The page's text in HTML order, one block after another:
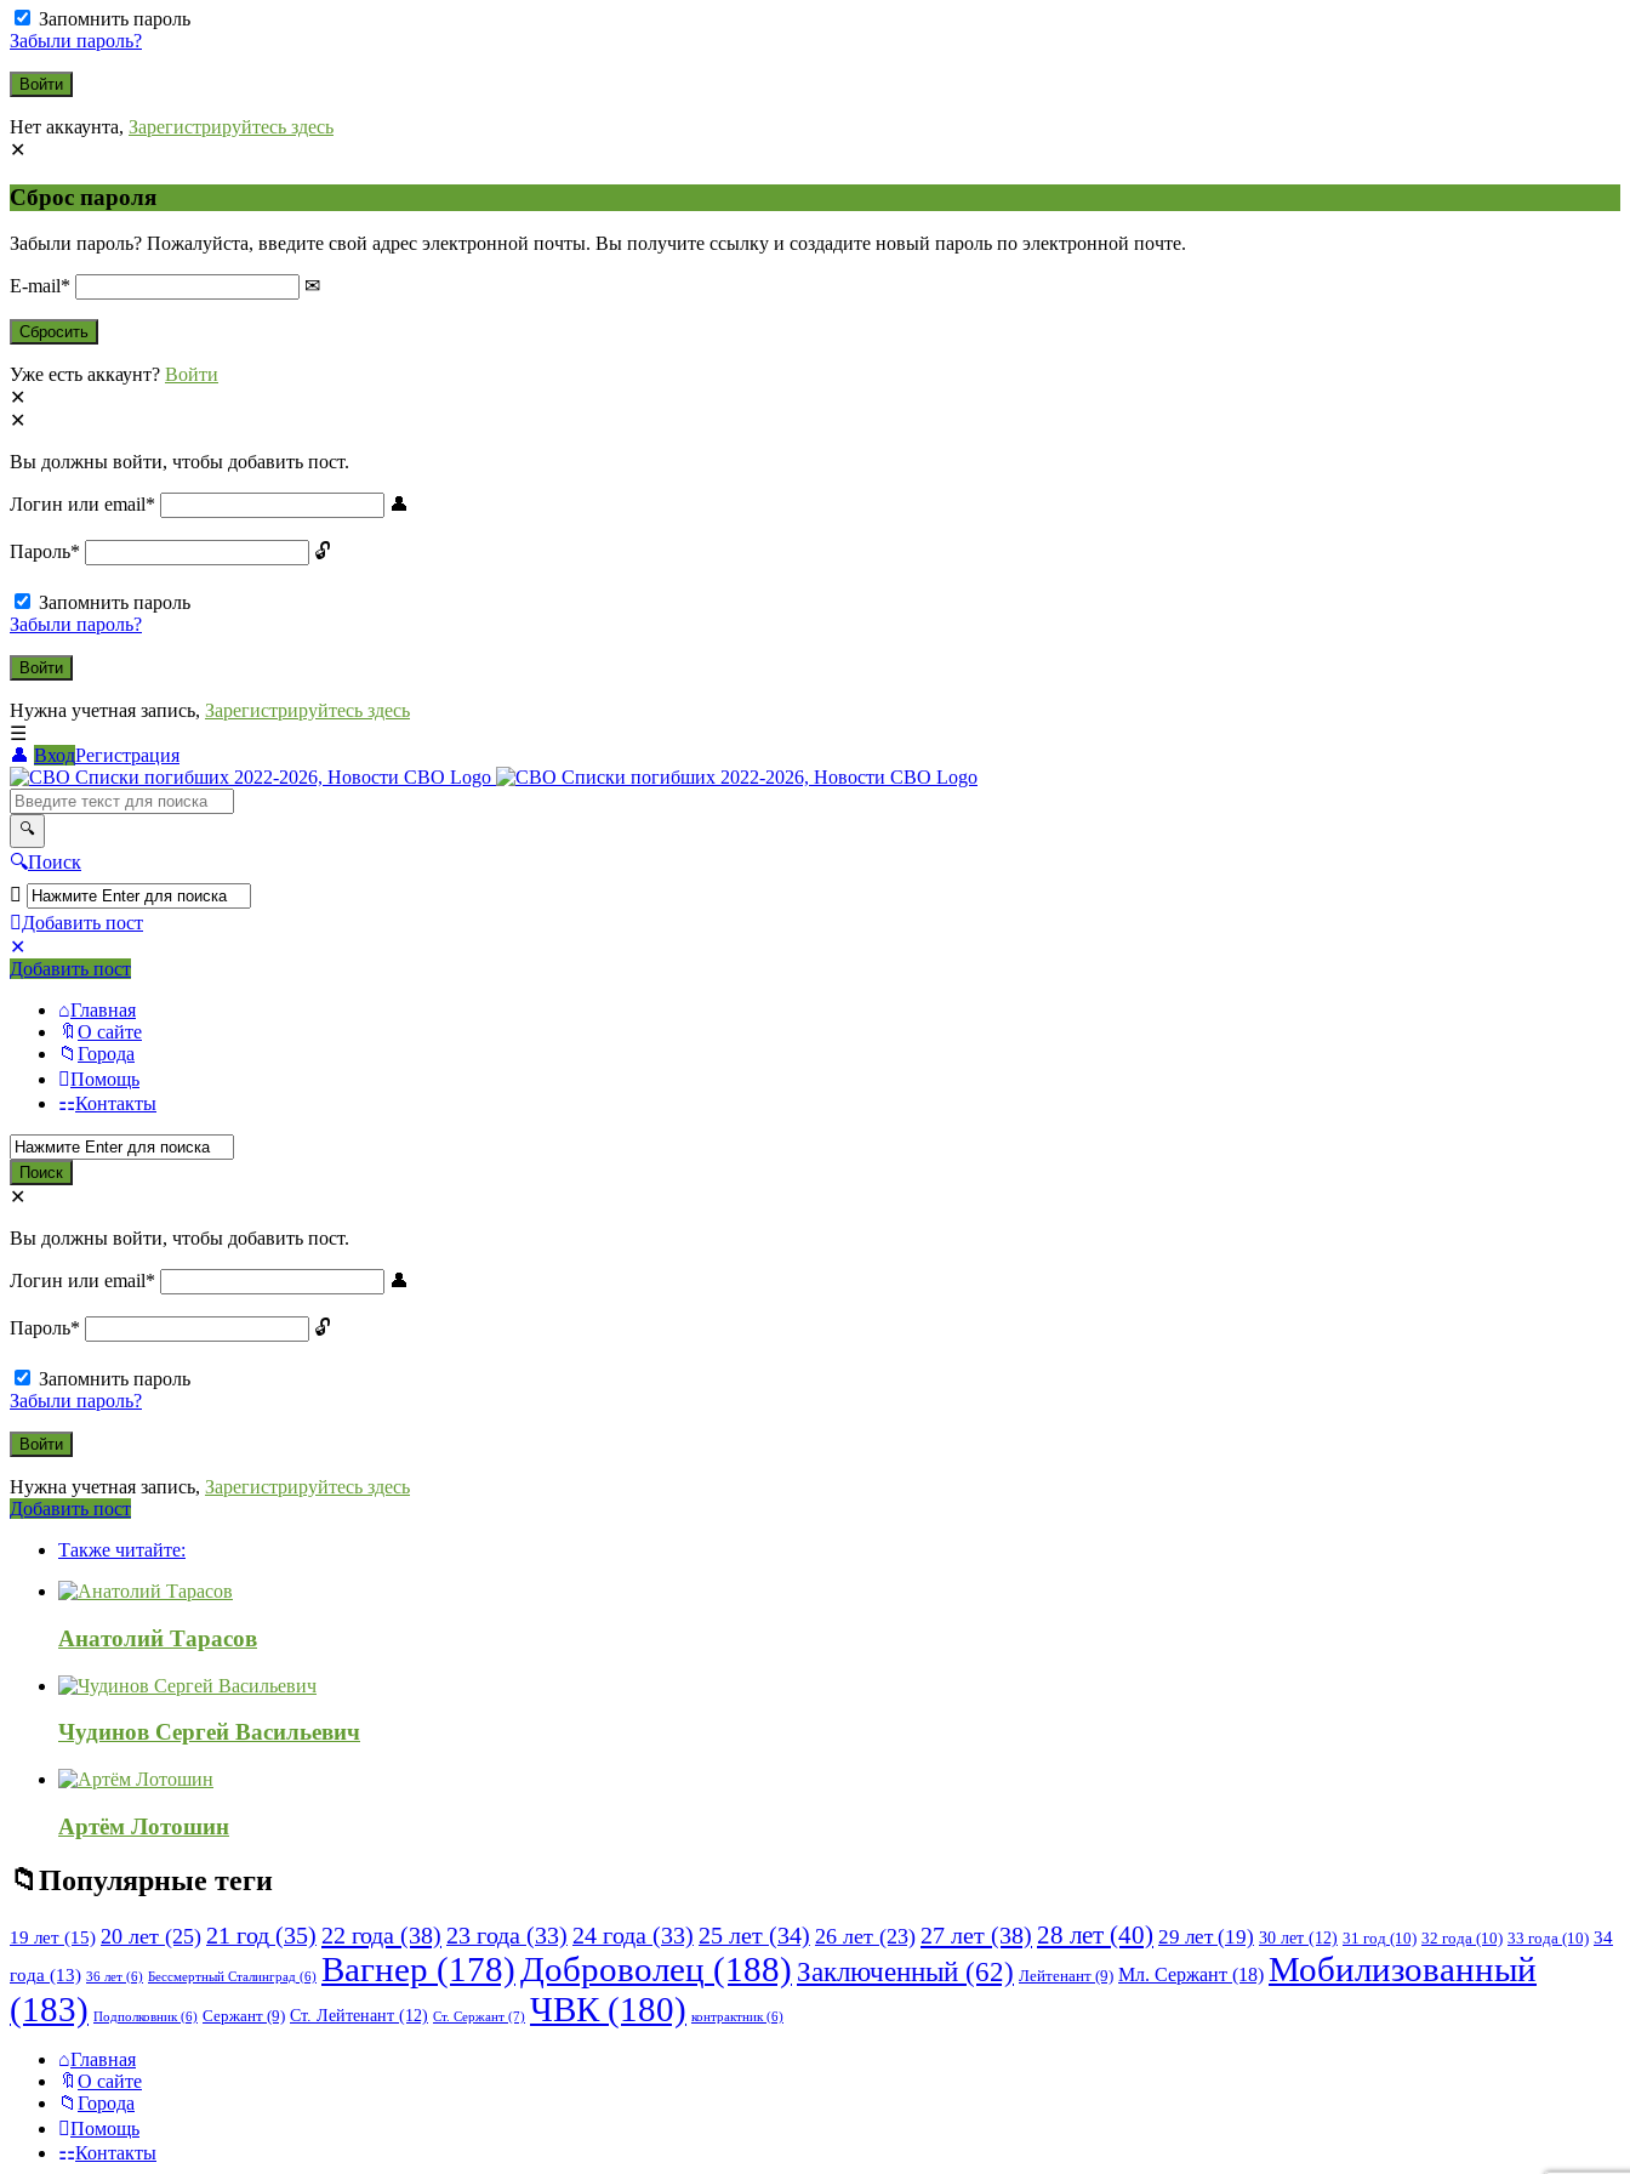
Запомнить пароль
Забыли пароль?
Нет аккаунта, Зарегистрируйтесь здесь
Сброс пароля
Забыли пароль? Пожалуйста, введите свой адрес электронной почты. Вы получите ссылку и создадите новый пароль по электронной почте.
E-mail*
Уже есть аккаунт? Войти
Вы должны войти, чтобы добавить пост.
Логин или email*
Пароль*
Запомнить пароль
Забыли пароль?
Нужна учетная запись, Зарегистрируйтесь здесь
ВходРегистрация
СВО
Списки
погибших
2022-
2026,
Новости
СВО
Поиск
Добавить пост
Мобильное
меню
Добавить пост
Главная
О сайте
Города
Помощь
Контакты
Вы должны войти, чтобы добавить пост.
Логин или email*
Пароль*
Запомнить пароль
Забыли пароль?
Нужна учетная запись, Зарегистрируйтесь здесь
Боковая
панель
Добавить пост
Также читайте:
Анатолий Тарасов
Чудинов Сергей Васильевич
Артём Лотошин
Популярные теги
19 лет (15) 20 лет (25) 21 год (35) 22 года (38) 23 года (33) 24 года (33) 25 лет (34) 26 лет (23) 27 лет (38) 28 лет (40) 29 лет(19) 30 лет (12) 31 год (10) 32 года (10) 33 года (10) 34
года (13) 36 лет (6) Бессмертный Сталинград (6) Вагнер (178) Доброволец (188) Заключенный (62) Лейтенант (9) Мл. Сержант (18) Мобилизованный
(183) Подполковник (6) Сержант (9) Ст. Лейтенант (12) Ст. Сержант (7) ЧВК (180) контрактник (6)
Исследовать
Главная
О сайте
Города
Помощь
Контакты